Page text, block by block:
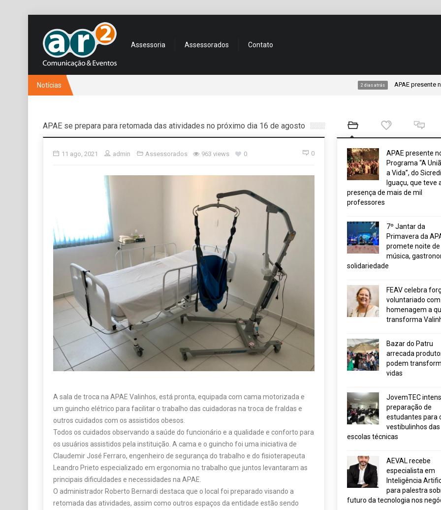
Assessoria Assessorados Contato
Notícias APAE presente no
APAE se prepara para retomada das atividades no próximo dia 16 de agosto
11 ago, 2021 admin Assessorados 963 views 0 0
A sala de troca na APAE Valinhos, está pronta, equipada com cama motorizada e
um guincho elétrico para facilitar o trabalho das cuidadoras na troca de fraldas e
outros cuidados com os assistidos obesos.
Todos os cuidados observando a saúde do funcionário e a qualidade e conforto para
os usuários assistidos pela instituição. A cama e o guincho foi uma iniciativa de
Claudemir José Ferraro, engenheiro de segurança do trabalho e do fisioterapeuta
Leandro Prieto especializado em ergonomia no trabalho que juntos levantaram as
principais dificuldades e necessidades na APAE.
O administrador Roberto Bernardi destaca que o local foi preparado visando a
retomada das atividades, assim como outros espaços da entidade estão sendo
APAE presente
Programa “A
a Vida”, do Sicredi
Iguaçu, que teve
presença de mais de mil
professores
7º Jantar da
Primavera da
promete noite de
música,
solidariedade
FEAV celebra
voluntariado com
homenagem a
transforma
Bazar do Patru
arrecada
podem
vidas
JovemTEC
preparação de
estudantes para
vestibulinhos das
escolas técnicas
AEVAL recebe
especialista em
Inteligência
para palestra
futuro da tecnologia nos